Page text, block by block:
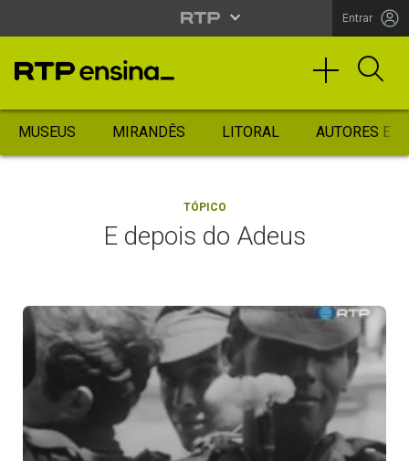
Entrar
MUSEUS MIRANDÊS LITORAL AUTORES
TÓPICO
E depois do Adeus